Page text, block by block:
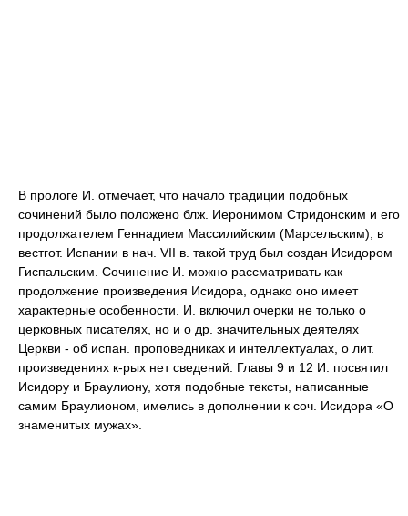
В прологе И. отмечает, что начало традиции подобных
сочинений было положено блж. Иеронимом Стридонским и его
продолжателем Геннадием Массилийским (Марсельским), в
вестгот. Испании в нач. VII в. такой труд был создан Исидором
Гиспальским. Сочинение И. можно рассматривать как
продолжение произведения Исидора, однако оно имеет
характерные особенности. И. включил очерки не только о
церковных писателях, но и о др. значительных деятелях
Церкви - об испан. проповедниках и интеллектуалах, о лит.
произведениях к-рых нет сведений. Главы 9 и 12 И. посвятил
Исидору и Браулиону, хотя подобные тексты, написанные
самим Браулионом, имелись в дополнении к соч. Исидора «О
знаменитых мужах».